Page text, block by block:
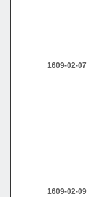
1609-02-07
1609-02-09